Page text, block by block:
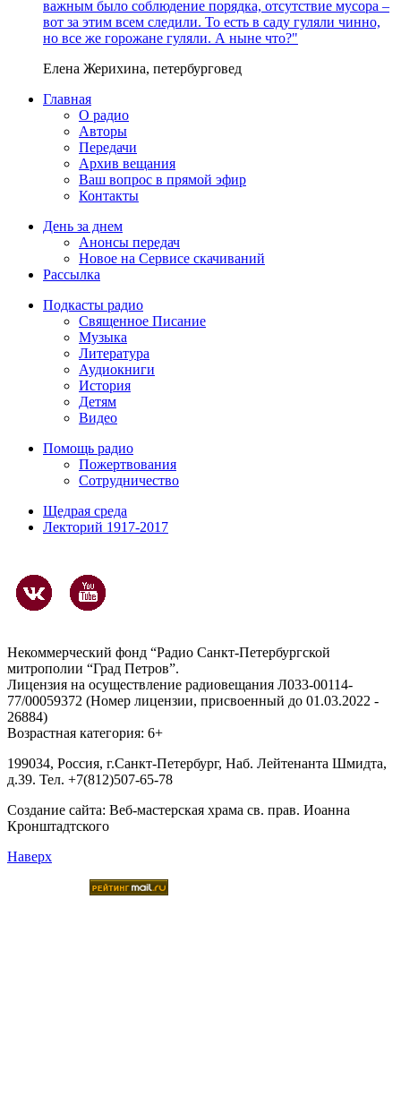
важным было соблюдение порядка, отсутствие мусора –
вот за этим всем следили. То есть в саду гуляли чинно,
но все же горожане гуляли. А ныне что?"
Елена Жерихина, петербурговед
Главная
О радио
Авторы
Передачи
Архив вещания
Ваш вопрос в прямой эфир
Контакты
День за днем
Анонсы передач
Новое на Сервисе скачиваний
Рассылка
Подкасты радио
Священное Писание
Музыка
Литература
Аудиокниги
История
Детям
Видео
Помощь радио
Пожертвования
Сотрудничество
Щедрая среда
Лекторий 1917-2017
Некоммерческий фонд “Радио Санкт-Петербургской
митрополии “Град Петров”.
Лицензия на осуществление радиовещания Л033-00114-
77/00059372 (Номер лицензии, присвоенный до 01.03.2022 -
26884)
Возрастная категория: 6+
199034, Россия, г.Санкт-Петербург, Наб. Лейтенанта Шмидта,
д.39. Тел. +7(812)507-65-78
Создание сайта: Веб-мастерская храма св. прав. Иоанна
Кронштадтского
Наверх